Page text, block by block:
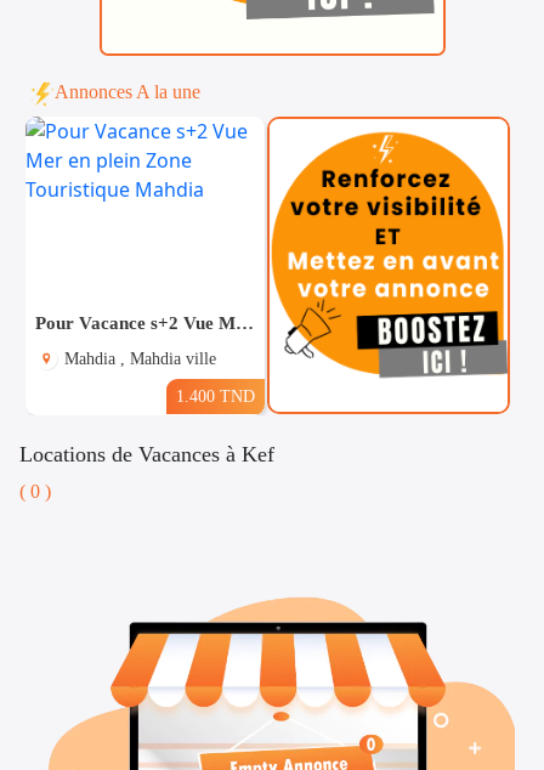
Annonces A la une
Pour Vacance s+2 Vue Mer en plein Zone Touristique Mahdia
Mahdia , Mahdia ville
1.400 TND
Locations de Vacances à Kef
( 0 )